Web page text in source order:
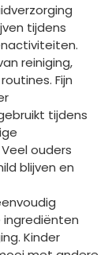
tijdens
reiniging,
Fijn
tijdens
ouders
blijven en
ingrediënten
Kinder